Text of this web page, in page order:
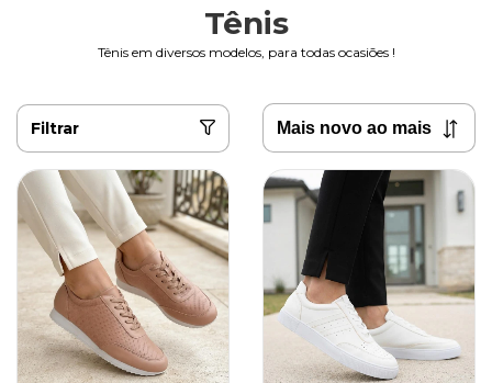
Tênis
Tênis em diversos modelos, para todas ocasiões !
Filtrar